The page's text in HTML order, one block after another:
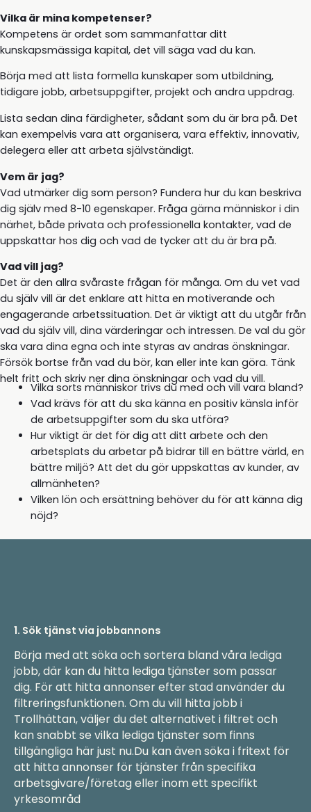
Vilka är mina kompetenser?
Kompetens är ordet som sammanfattar ditt
kunskapsmässiga kapital, det vill säga vad du kan.
Börja med att lista formella kunskaper som utbildning,
tidigare jobb, arbetsuppgifter, projekt och andra uppdrag.
Lista sedan dina färdigheter, sådant som du är bra på. Det
kan exempelvis vara att organisera, vara effektiv, innovativ,
delegera eller att arbeta självständigt.
Vem är jag?
Vad utmärker dig som person? Fundera hur du kan beskriva
dig själv med 8-10 egenskaper. Fråga gärna människor i din
närhet, både privata och professionella kontakter, vad de
uppskattar hos dig och vad de tycker att du är bra på.
Vad vill jag?
Det är den allra svåraste frågan för många. Om du vet vad
du själv vill är det enklare att hitta en motiverande och
engagerande arbetssituation. Det är viktigt att du utgår från
vad du själv vill, dina värderingar och intressen. De val du gör
ska vara dina egna och inte styras av andras önskningar.
Försök bortse från vad du bör, kan eller inte kan göra. Tänk
helt fritt och skriv ner dina önskningar och vad du vill.
Vilka sorts människor trivs du med och vill vara bland?
Vad krävs för att du ska känna en positiv känsla inför
de arbetsuppgifter som du ska utföra?
Hur viktigt är det för dig att ditt arbete och den
arbetsplats du arbetar på bidrar till en bättre värld, en
bättre miljö? Att det du gör uppskattas av kunder, av
allmänheten?
Vilken lön och ersättning behöver du för att känna dig
nöjd?
1. Sök tjänst via jobbannons
Börja med att söka och sortera bland våra lediga
jobb, där kan du hitta lediga tjänster som passar
dig. För att hitta annonser efter stad använder du
filtreringsfunktionen. Om du vill hitta jobb i
Trollhättan, väljer du det alternativet i filtret och
kan snabbt se vilka lediga tjänster som finns
tillgängliga här just nu.Du kan även söka i fritext för
att hitta annonser för tjänster från specifika
arbetsgivare/företag eller inom ett specifikt
yrkesområd